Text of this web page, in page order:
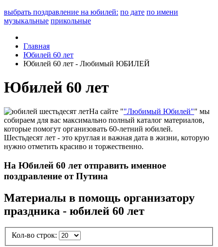
выбрать поздравление на юбилей: по дате по имени
музыкальные прикольные
Главная
Юбилей 60 лет
Юбилей 60 лет - Любимый ЮБИЛЕЙ
Юбилей 60 лет
На сайте ""Любимый Юбилей"" мы
собираем для вас максимально полный каталог материалов,
которые помогут организовать 60-летний юбилей.
Шестьдесят лет - это круглая и важная дата в жизни, которую
нужно отметить красиво и торжественно.
На Юбилей 60 лет отправить именное
поздравление от Путина
Материалы в помощь организатору
праздника - юбилей 60 лет
Кол-во строк: